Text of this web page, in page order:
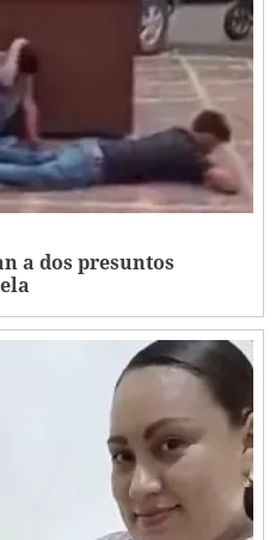
a dos presuntos